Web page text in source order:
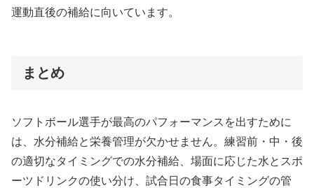
運動直後の補給に向いています。
まとめ
ソフトボール選手が最高のパフォーマンスを出すために
は、水分補給と栄養管理が欠かせません。練習前・中・後
の適切なタイミングでの水分補給、場面に応じた水とスポ
ーツドリンクの使い分け、試合日の食事タイミングの管